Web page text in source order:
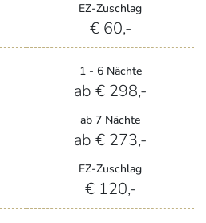
EZ-Zuschlag
€ 60,-
1 - 6 Nächte
ab € 298,-
ab 7 Nächte
ab € 273,-
EZ-Zuschlag
€ 120,-